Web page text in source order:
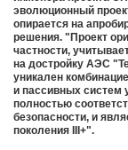
эволюционный
опирается на
решения. "Проект
частности,
на достройку АЭС
уникален
и пассивных систем
полностью
безопасности, и
поколения III+".